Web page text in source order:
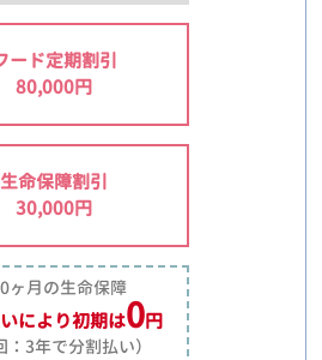
ード定期割引
80,000円
生命保障割引
30,000円
ヶ月の生命保障
により初期は0円
：3年で分割払い）